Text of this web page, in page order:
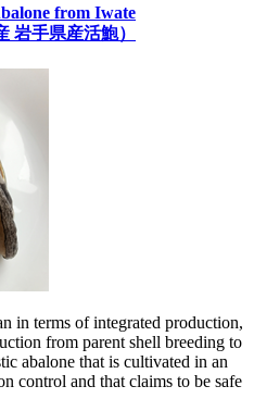
from Iwate
岩手県産活鮑）
in terms of integrated production,
from parent shell breeding to
abalone that is cultivated in an
control and that claims to be safe